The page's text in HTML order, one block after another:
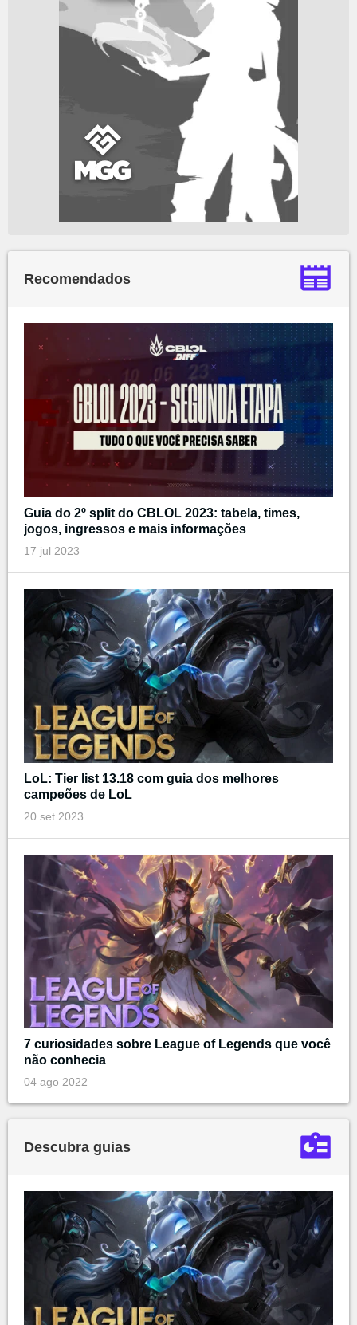
Recomendados
Guia do 2º split do CBLOL 2023: tabela, times,
jogos, ingressos e mais informações
17 jul 2023
LoL: Tier list 13.18 com guia dos melhores
campeões de LoL
20 set 2023
7 curiosidades sobre League of Legends que você
não conhecia
04 ago 2022
Descubra guias